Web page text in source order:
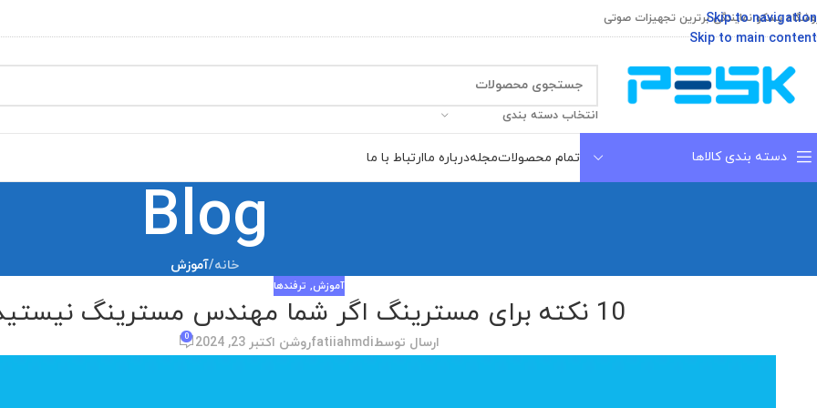
Skip to navigation
Skip to main content
پسکو نمایندگی برترین تجهیزات صوتی
انتخاب دسته بندی
دسته بندی کالاها تمام محصولاتمجلهدرباره ماارتباط با ما
Blog
خانه/آموزش
آموزش, ترفندها
10 نکته برای مسترینگ اگر شما مهندس مسترینگ نیستید
ارسال توسطfatiiahmdiروشن اکتبر 23, 2024 0